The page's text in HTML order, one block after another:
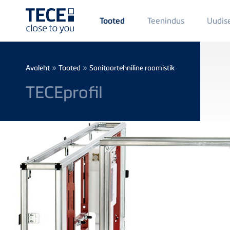
Main
Menü
1
Tooted Teenindus
Breadcrumb
Avaleht » Tooted » Sanitaartehniline raamistik
TECEprofil